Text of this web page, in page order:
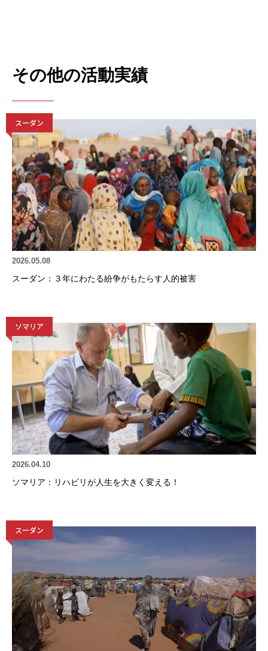
その他の活動実績
スーダン
2026.05.08
スーダン：３年にわたる紛争がもたらす人的被害
ソマリア
2026.04.10
ソマリア：リハビリが人生を大きく変える！
スーダン